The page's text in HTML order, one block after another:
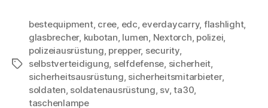
Schlagwörter
bestequipment, cree, edc, everdaycarry, flashlight,
glasbrecher, kubotan, lumen, Nextorch, polizei,
polizeiausrüstung, prepper, security,
selbstverteidigung, selfdefense, sicherheit,
sicherheitsausrüstung, sicherheitsmitarbieter,
soldaten, soldatenausrüstung, sv,ta30,
taschenlampe